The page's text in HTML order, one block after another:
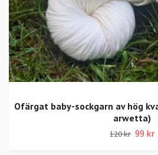
Ofärgat baby-sockgarn av hög
arwetta)
120 kr 99 kr